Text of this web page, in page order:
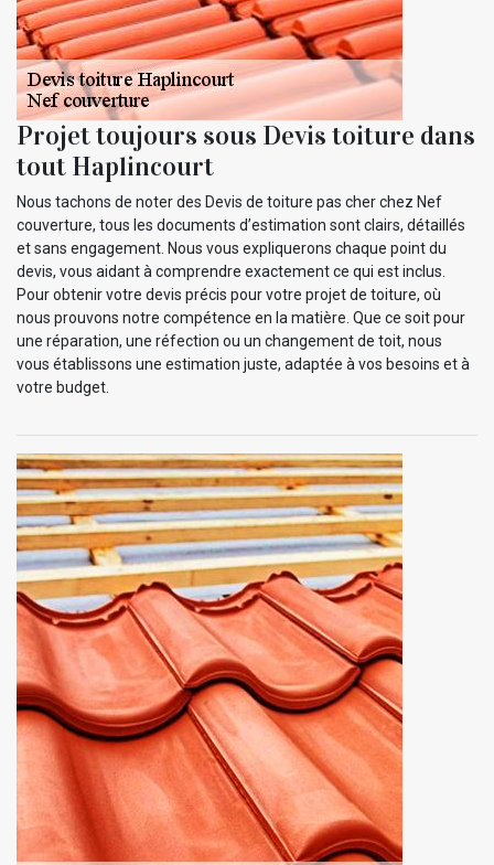
Projet toujours sous Devis toiture dans
tout Haplincourt
Nous tachons de noter des Devis de toiture pas cher chez Nef
couverture, tous les documents d’estimation sont clairs, détaillés
et sans engagement. Nous vous expliquerons chaque point du
devis, vous aidant à comprendre exactement ce qui est inclus.
Pour obtenir votre devis précis pour votre projet de toiture, où
nous prouvons notre compétence en la matière. Que ce soit pour
une réparation, une réfection ou un changement de toit, nous
vous établissons une estimation juste, adaptée à vos besoins et à
votre budget.